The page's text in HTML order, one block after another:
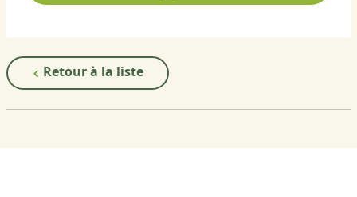
Retour à la liste